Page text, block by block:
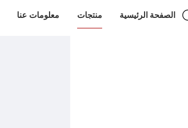
الصفحة الرئيسية منتجات معلومات عنا